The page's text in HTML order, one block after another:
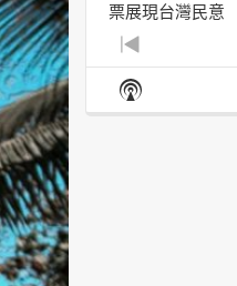
票展現台灣民意
2025-08-11
大罷免凸
2025-07-05
Previous
Episode
Show
Podcast